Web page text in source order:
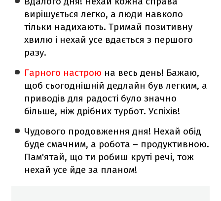
вирішується легко, а люди навколо
тільки надихають. Тримай позитивну
хвилю і нехай усе вдається з першого
разу.
Гарного настрою на весь день! Бажаю,
щоб сьогоднішній дедлайн був легким, а
приводів для радості було значно
більше, ніж дрібних турбот. Успіхів!
Чудового продовження дня! Нехай обід
буде смачним, а робота – продуктивною.
Пам'ятай, що ти робиш круті речі, тож
нехай усе йде за планом!